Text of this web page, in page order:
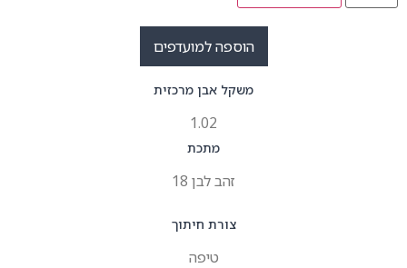
הוספה למועדפים
משקל אבן מרכזית
1.02
מתכת
זהב לבן 18
צורת חיתוך
טיפה